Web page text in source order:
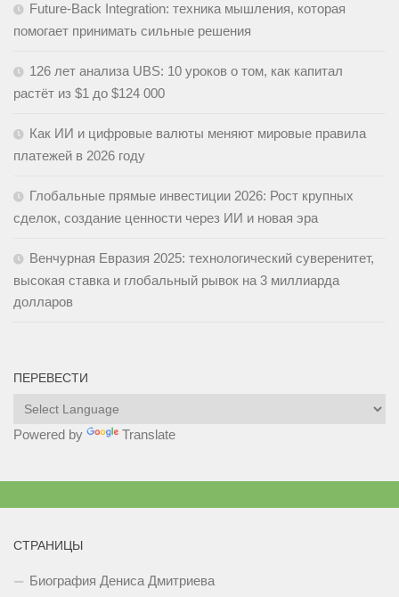
Future-Back Integration: техника мышления, которая
помогает принимать сильные решения
126 лет анализа UBS: 10 уроков о том, как капитал
растёт из $1 до $124 000
Как ИИ и цифровые валюты меняют мировые правила
платежей в 2026 году
Глобальные прямые инвестиции 2026: Рост крупных
сделок, создание ценности через ИИ и новая эра
Венчурная Евразия 2025: технологический суверенитет,
высокая ставка и глобальный рывок на 3 миллиарда
долларов
ПЕРЕВЕСТИ
Powered by Translate
СТРАНИЦЫ
Биография Дениса Дмитриева